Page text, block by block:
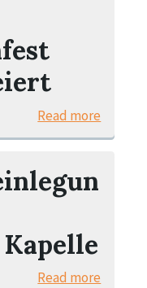
Read more
Read more